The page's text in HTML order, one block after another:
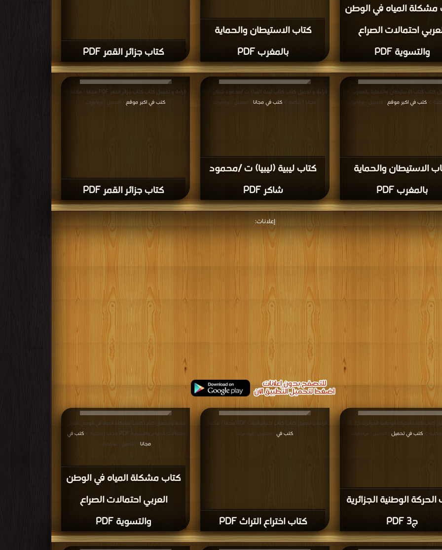
كتاب جزائر القمر PDF
كتاب الاستيطان والحماية
بالمغرب PDF
مشكلة المياه في الوطن
احتمالات الصراع
والتسوية PDF
كتاب جزائر القمر PDF
قراءة و تحميل كتاب كتاب جزائر القمر PDF مجانا | مكتبة >
كتب في اكبر موقع
| التحميل : مرة/مرات
كتاب ليبية (ليبيا) ت /محمود
شاكر PDF
مجانا | مكتبة > كتب في مجانا| التحميل : مرة/مرات
الاستيطان والحماية
بالمغرب PDF
> كتب في اكبر موقع | التحميل : مرة/مرات
إعلانات:
كتاب مشكلة المياه في الوطن
العربي احتمالات الصراع
والتسوية PDF
قراءة و تحميل كتاب كتاب مشكلة المياه في الوطن العربي
احتمالات الصراع والتسوية PDF مجانا | مكتبة >
كتب في
مجانا| التحميل : مرة/مرات
كتاب اختراع التراث PDF
قراءة و تحميل كتاب كتاب اختراع التراث PDF مجانا | مكتبة >
كتب في
| التحميل : مرة/مرات
الوطنية الجزائرية
ج3 PDF
> كتب في تحميل | التحميل : مرة/مرات